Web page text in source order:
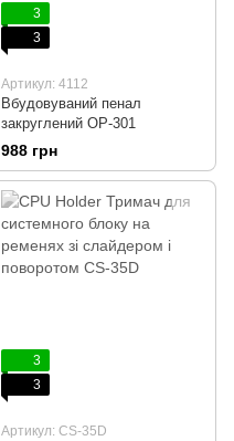
3
3
Артикул: 4112
Вбудовуваний пенал
закруглений ОР-301
988 грн
3
3
Артикул: CS-35D